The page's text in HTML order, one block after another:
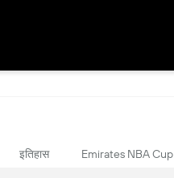
इतिहास Emirates NBA Cup